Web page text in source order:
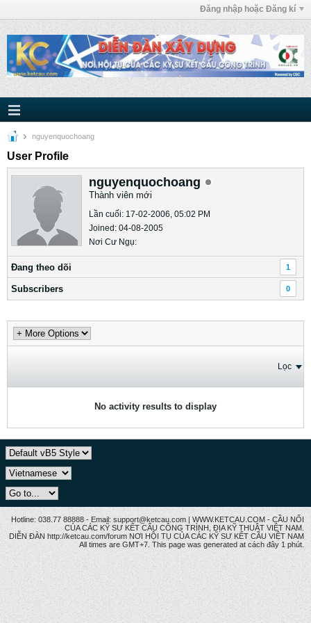
Đăng nhập hoặc Đăng kí
nguyenquochoang
User Profile
nguyenquochoang
Thành viên mới
Lần cuối: 17-02-2006, 05:02 PM
Joined: 04-08-2005
Nơi Cư Ngụ:
Ðang theo dõi 1
Subscribers 0
Lọc
No activity results to display
Hotline: 038.77 88888 - Email: support@ketcau.com | WWW.KETCAU.COM - CẦU NỐI
CỦA CÁC KỸ SƯ KẾT CẤU CÔNG TRÌNH, ĐỊA KỸ THUẬT VIỆT NAM.
DIỄN ĐÀN http://ketcau.com/forum NƠI HỘI TỤ CỦA CÁC KỸ SƯ KẾT CÂU VIỆT NAM
All times are GMT+7. This page was generated at cách đây 1 phút.